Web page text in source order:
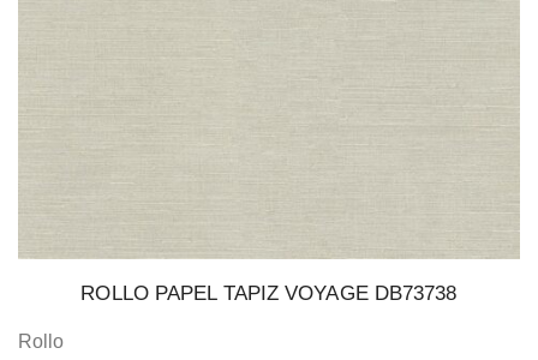
ROLLO PAPEL TAPIZ VOYAGE DB73738
Rollo